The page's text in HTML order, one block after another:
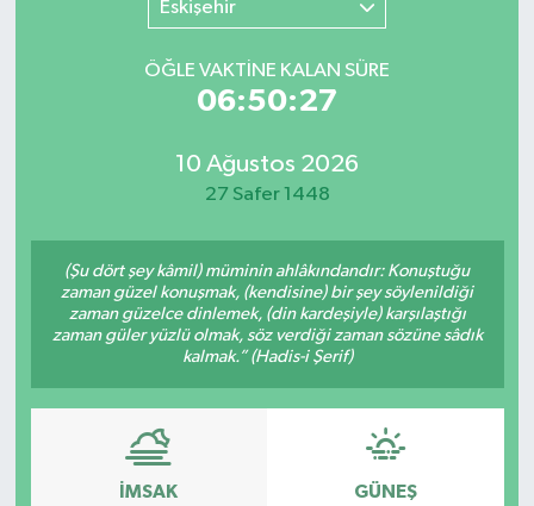
Eskişehir
ÖĞLE VAKTİNE KALAN SÜRE
06:50:27
10 Ağustos 2026
27 Safer 1448
(Şu dört şey kâmil) müminin ahlâkındandır: Konuştuğu
zaman güzel konuşmak, (kendisine) bir şey söylenildiği
zaman güzelce dinlemek, (din kardeşiyle) karşılaştığı
zaman güler yüzlü olmak, söz verdiği zaman sözüne sâdık
kalmak.” (Hadis-i Şerif)
İMSAK GÜNEŞ
YARIŞMA/ETKİNLİKLER
MEVZUAT/KARARLAR